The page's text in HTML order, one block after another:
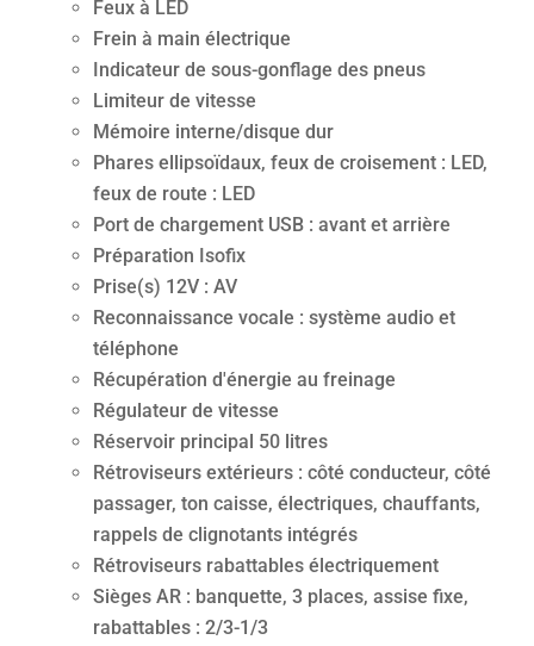
Feux à LED
Frein à main électrique
Indicateur de sous-gonflage des pneus
Limiteur de vitesse
Mémoire interne/disque dur
Phares ellipsoïdaux, feux de croisement : LED,
feux de route : LED
Port de chargement USB : avant et arrière
Préparation Isofix
Prise(s) 12V : AV
Reconnaissance vocale : système audio et
téléphone
Récupération d'énergie au freinage
Régulateur de vitesse
Réservoir principal 50 litres
Rétroviseurs extérieurs : côté conducteur, côté
passager, ton caisse, électriques, chauffants,
rappels de clignotants intégrés
Rétroviseurs rabattables électriquement
Sièges AR : banquette, 3 places, assise fixe,
rabattables : 2/3-1/3